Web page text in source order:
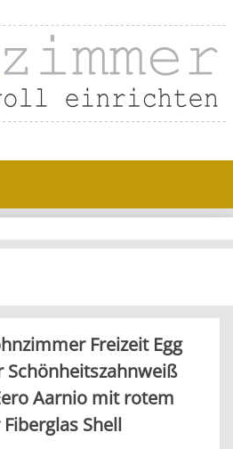
Freizeit Egg
Schönheitszahnweiß
Aarnio mit rotem
Shell